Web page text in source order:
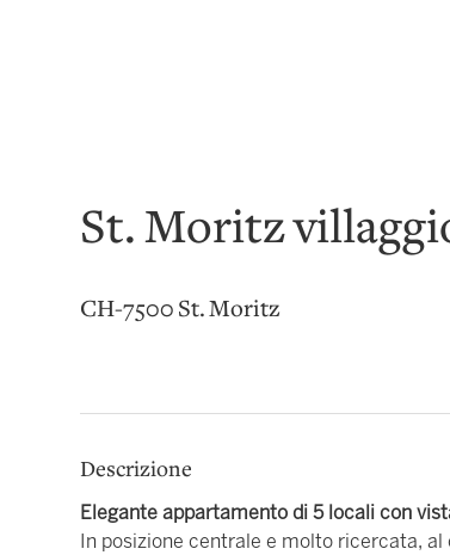
St. Moritz
CH-7500 St. Moritz
Descrizione
Elegante appartamento di 5 locali con
In posizione centrale e molto ricercata,